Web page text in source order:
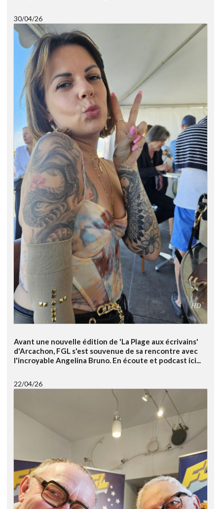
30/04/26
Avant une nouvelle édition de 'La Plage aux écrivains'
d'Arcachon, FGL s'est souvenue de sa rencontre avec
l'incroyable Angelina Bruno. En écoute et podcast ici...
22/04/26